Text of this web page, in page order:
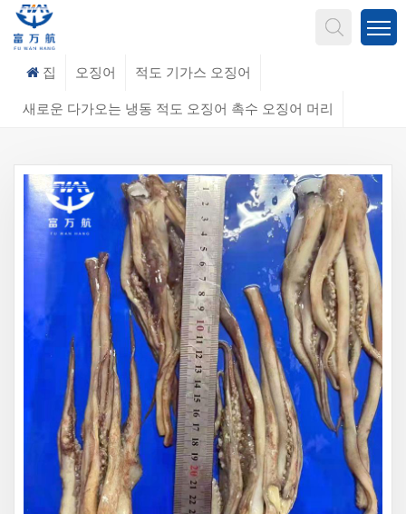
집 오징어 적도 기가스 오징어
새로운 다가오는 냉동 적도 오징어 촉수 오징어 머리